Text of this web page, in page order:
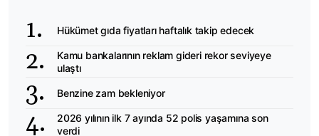
Hükümet gıda fiyatları haftalık takip edecek
Kamu bankalarının reklam gideri rekor seviyeye
ulaştı
Benzine zam bekleniyor
2026 yılının ilk 7 ayında 52 polis yaşamına son
verdi